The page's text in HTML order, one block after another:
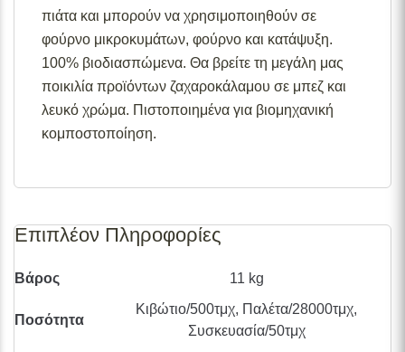
πιάτα και μπορούν να χρησιμοποιηθούν σε
φούρνο μικροκυμάτων, φούρνο και κατάψυξη.
100% βιοδιασπώμενα. Θα βρείτε τη μεγάλη μας
ποικιλία προϊόντων ζαχαροκάλαμου σε μπεζ και
λευκό χρώμα. Πιστοποιημένα για βιομηχανική
κομποστοποίηση.
Επιπλέον Πληροφορίες
Βάρος 11 kg
Ποσότητα
Κιβώτιο/500τμχ, Παλέτα/28000τμχ,
Συσκευασία/50τμχ